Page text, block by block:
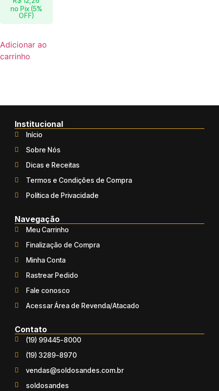
no Pix (5%
OFF)
Adicionar ao
carrinho
Institucional
Início
Sobre Nós
Dicas e Receitas
Termos e Condições de Compra
Política de Privacidade
Navegação
Meu Carrinho
Finalização de Compra
Minha Conta
Rastrear Pedido
Fale conosco
Acessar Área de Revenda/Atacado
Contato
(19) 99445-8000
(19) 3289-8970
vendas@soldosandes.com.br
soldosandes